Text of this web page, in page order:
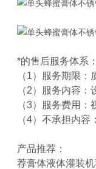
*的售后服务体系
（1）服务期限
（2）服务内容
（3）服务费用：
（4）不承担内
产品推荐：
荐膏体液体灌装机